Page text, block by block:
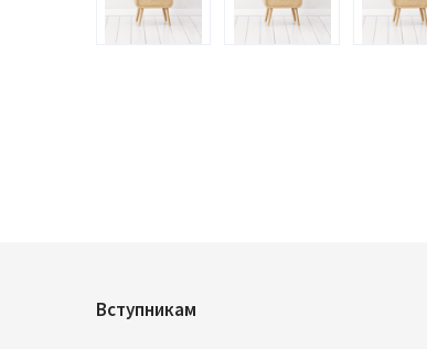
Вступникам